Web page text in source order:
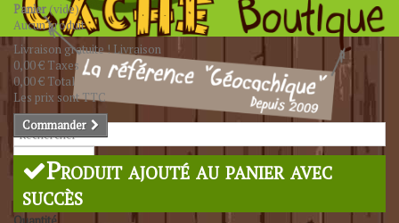
Rechercher
Panier(vide)
Aucun produit
Livraison gratuite !Livraison
0,00 € Taxes
0,00 € Total
Les prix sont TTC
Commander
Produit ajouté au panier avec
succès